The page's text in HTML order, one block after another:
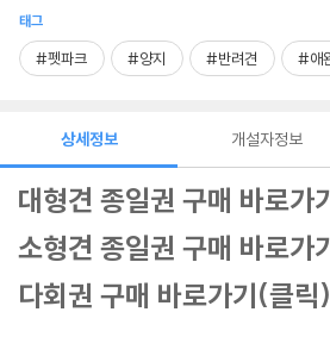
태그
#펫파크 #양지 #반려견 #애
상세정보
대형견 종일권 구매 바로가
소형견 종일권 구매 바로가
다회권 구매 바로가기(클릭)
개설자정보